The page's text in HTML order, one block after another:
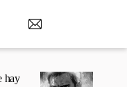
hay